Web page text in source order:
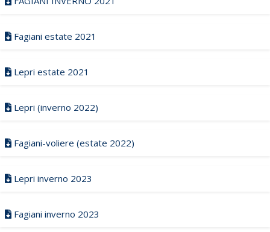
Fagiani estate 2021
Lepri estate 2021
Lepri (inverno 2022)
Fagiani-voliere (estate 2022)
Lepri inverno 2023
Fagiani inverno 2023